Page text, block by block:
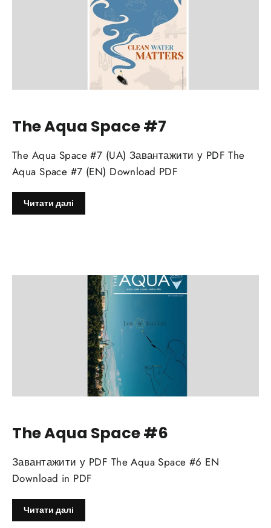
The Aqua Space #7
The Aqua Space #7 (UA) Завантажити у PDF The
Aqua Space #7 (EN) Download PDF
Читати далі
The Aqua Space #6
Завантажити у PDF The Aqua Space #6 EN
Download in PDF
Читати далі